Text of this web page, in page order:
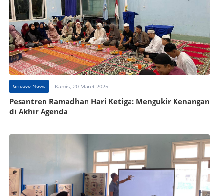
Griduvo News Kamis, 20 Maret 2025
Pesantren Ramadhan Hari Ketiga: Mengukir Kenangan
di Akhir Agenda